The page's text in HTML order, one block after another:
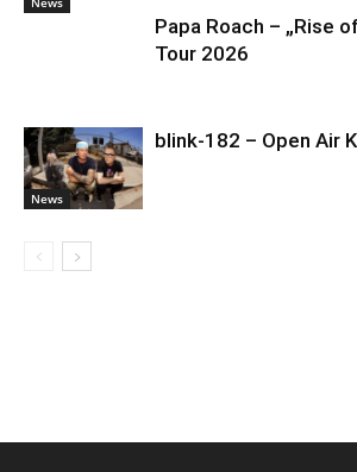
Papa Roach – „Rise
Tour 2026
News
blink-182 – Open Air